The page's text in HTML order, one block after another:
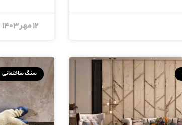
۱۲ مهر ۱۴۰۳
سنگ ساختمانی